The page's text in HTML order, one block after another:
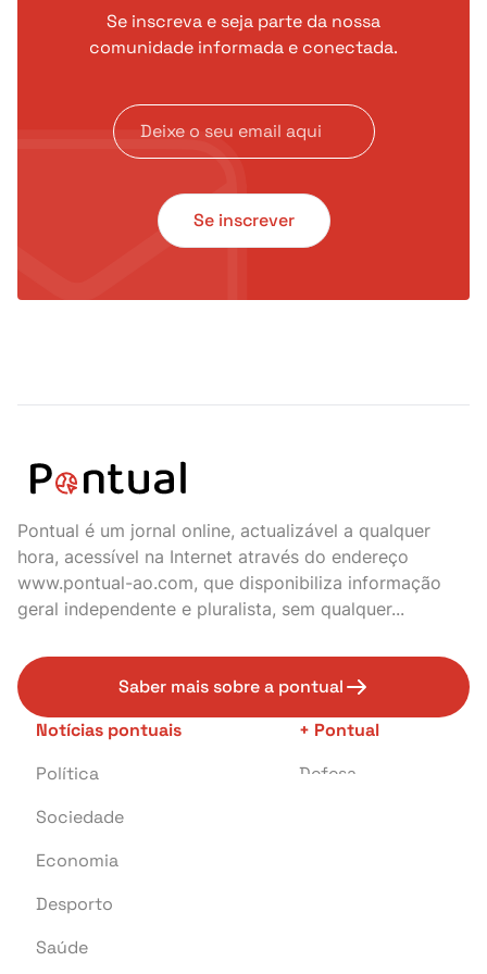
Se inscreva e seja parte da nossa
comunidade informada e conectada.
Se inscrever
Pontual é um jornal online, actualizável a qualquer
hora, acessível na Internet através do endereço
www.pontual-ao.com, que disponibiliza informação
geral independente e pluralista, sem qualquer...
Saber mais sobre a pontual
Notícias pontuais
Política
Sociedade
Economia
Desporto
Saúde
+ Pontual
Defesa